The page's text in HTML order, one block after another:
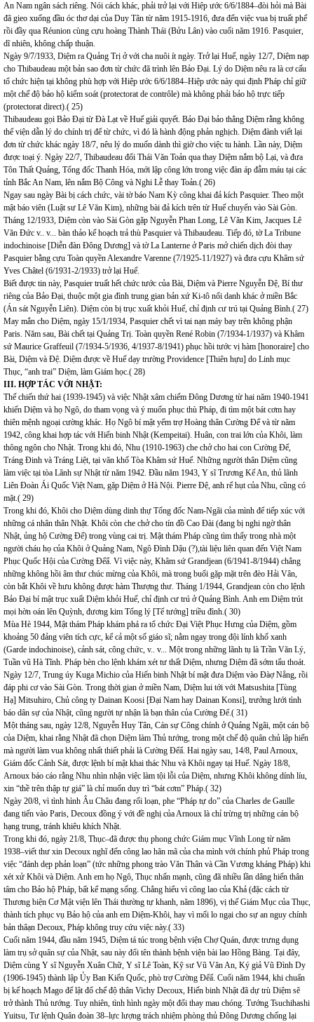
An Nam ngân sách riêng. Nói cách khác, phải trở lại với Hiệp ước 6/6/1884–đòi hỏi mà Bài
đã gieo xuống đầu óc thơ dại của Duy Tân từ năm 1915-1916, đưa đến việc vua bị truất phế
rồi đầy qua Réunion cùng cựu hoàng Thành Thái (Bửu Lân) vào cuối năm 1916. Pasquier,
dĩ nhiên, không chấp thuận.
Ngày 9/7/1933, Diệm ra Quảng Trị ở với cha nuôi ít ngày. Trở lại Huế, ngày 12/7, Diệm nạp
cho Thibaudeau một bản sao đơn từ chức đã trình lên Bảo Đại. Lý do Diệm nêu ra là cơ cấu
tổ chức hiện tại không phù hợp với Hiệp ước 6/6/1884–Hiệp ước này qui định Pháp chỉ giữ
một chế độ bảo hộ kiểm soát (protectorat de contrôle) mà không phải bảo hộ trực tiếp
(protectorat direct).( 25)
Thibaudeau gọi Bảo Đại từ Đà Lạt về Huế giải quyết. Bảo Đại bảo thẳng Diệm rằng không
thể viện dẫn lý do chính trị để từ chức, vì đó là hành động phản nghịch. Diệm đành viết lại
đơn từ chức khác ngày 18/7, nêu lý do muốn dành thì giờ cho việc tu hành. Lần này, Diệm
được toại ý. Ngày 22/7, Thibaudeau đổi Thái Văn Toản qua thay Diệm nắm bộ Lại, và đưa
Tôn Thất Quảng, Tổng đốc Thanh Hóa, mới lập công lớn trong việc đàn áp đẫm máu tại các
tỉnh Bắc An Nam, lên nắm Bộ Công và Nghi Lễ thay Toản.( 26)
Ngay sau ngày Bài bị cách chức, vài tờ báo Nam Kỳ công khai đả kích Pasquier. Theo một
mật báo viên (Luật sư Lê Văn Kim), những bài đả kích trên từ Huế chuyển vào Sài Gòn.
Tháng 12/1933, Diệm còn vào Sài Gòn gặp Nguyễn Phan Long, Lê Văn Kim, Jacques Lê
Văn Đức v.. v... bàn thảo kế hoạch trả thù Pasquier và Thibaudeau. Tiếp đó, tờ La Tribune
indochinoise [Diễn đàn Đông Dương] và tờ La Lanterne ở Paris mở chiến dịch đòi thay
Pasquier bằng cựu Toàn quyền Alexandre Varenne (7/1925-11/1927) và đưa cựu Khâm sứ
Yves Châtel (6/1931-2/1933) trở lại Huế.
Biết được tin này, Pasquier truất hết chức tước của Bài, Diệm và Pierre Nguyễn Đệ, Bí thư
riêng của Bảo Đại, thuộc một gia đình trung gian bản xứ Ki-tô nổi danh khác ở miền Bắc
(Án sát Nguyễn Liên). Diệm còn bị trục xuất khỏi Huế, chỉ định cư trú tại Quảng Bình.( 27)
May mắn cho Diệm, ngày 15/1/1934, Pasquier chết vì tai nạn máy bay trên không phận
Paris. Năm sau, Bài chết tại Quảng Trị. Toàn quyền René Robin (7/1934-1/1937) và Khâm
sứ Maurice Graffeuil (7/1934-5/1936, 4/1937-8/1941) phục hồi tước vị hàm [honoraire] cho
Bài, Diệm và Đệ. Diệm được về Huế dạy trường Providence [Thiên hựu] do Linh mục
Thục, “anh trai” Diệm, làm Giám học.( 28)
III. HỢP TÁC VỚI NHẬT:
Thế chiến thứ hai (1939-1945) và việc Nhật xâm chiếm Đông Dương từ hai năm 1940-1941
khiến Diệm và họ Ngô, do tham vọng và ý muốn phục thù Pháp, đi tìm một bát cơm hay
thiên mệnh ngoại cường khác. Họ Ngô bí mật yểm trợ Hoàng thân Cường Để và từ năm
1942, công khai hợp tác với Hiến binh Nhật (Kempeitai). Huân, con trai lớn của Khôi, làm
thông ngôn cho Nhật. Trong khi đó, Nhu (1910-1963) che chở cho hai con Cường Để,
Tráng Đinh và Tráng Liệt, tại văn khố Tòa Khâm sứ Huế. Những người thân Diệm cũng
làm việc tại tòa Lãnh sự Nhật từ năm 1942. Đầu năm 1943, Y sĩ Trương Kế An, thủ lãnh
Liên Đoàn Ái Quốc Việt Nam, gặp Diệm ở Hà Nội. Pierre Đệ, anh rể hụt của Nhu, cũng có
mặt.( 29)
Trong khi đó, Khôi cho Diệm dùng dinh thự Tổng đốc Nam-Ngãi của mình để tiếp xúc với
những cá nhân thân Nhật. Khôi còn che chở cho tín đồ Cao Đài (đang bị nghi ngờ thân
Nhật, ủng hộ Cường Để) trong vùng cai trị. Mật thám Pháp cũng tìm thấy trong nhà một
người cháu họ của Khôi ở Quảng Nam, Ngô Đình Dậu (?),tài liệu liên quan đến Việt Nam
Phục Quốc Hội của Cường Đểẩ. Vì việc này, Khâm sứ Grandjean (6/1941-8/1944) chẳng
những không hồi âm thư chúc mừng của Khôi, mà trong buổi gặp mặt trên đèo Hải Vân,
còn bắt Khôi về hưu không được hàm Thượng thư. Tháng 1/1944, Grandjean còn cho lệnh
Bảo Đại bí mật trục xuất Diệm khỏi Huế, chỉ định cư trú ở Quảng Bình. Anh em Diệm trút
mọi hờn oán lên Quỳnh, đương kim Tổng lý [Tể tướng] triều đình.( 30)
Mùa Hè 1944, Mật thám Pháp khám phá ra tổ chức Đại Việt Phục Hưng của Diệm, gồm
khoảng 50 đảng viên tích cực, kể cả một số giáo sĩ; nằm ngay trong đội lính khố xanh
(Garde indochinoise), cảnh sát, công chức, v.. v... Một trong những lãnh tụ là Trần Văn Lý,
Tuần vũ Hà Tĩnh. Pháp bèn cho lệnh khám xét tư thất Diệm, nhưng Diệm đã sớm tẩu thoát.
Ngày 12/7, Trung úy Kuga Michio của Hiến binh Nhật bí mật đưa Diệm vào Đàợ Nẵng, rồi
đáp phi cơ vào Sài Gòn. Trong thời gian ở miền Nam, Diệm lui tới với Matsushita [Tùng
Hạ] Mitsuhiro, Chủ công ty Dainan Koosi [Đại Nam hay Dainan Konsi], trưởng lưới tình
báo dân sự của Nhật, cũng người tự nhận là bạn thân của Cường Để.( 31)
Một tháng sau, ngày 12/8, Nguyễn Huy Tân, Cán sự Công chính ở Quảng Ngãi, một cán bộ
của Diệm, khai rằng Nhật đã chọn Diệm làm Thủ tướng, trong một chế độ quân chủ lập hiến
mà người làm vua không nhất thiết phải là Cường Đểẩ. Hai ngày sau, 14/8, Paul Arnoux,
Giám đốc Cảnh Sát, được lệnh bí mật khai thác Nhu và Khôi ngay tại Huế. Ngày 18/8,
Arnoux báo cáo rằng Nhu nhìn nhận việc làm tội lỗi của Diệm, nhưng Khôi không dính líu,
xin “thề trên thập tự giá” là chỉ muốn duy trì “bát cơm” Pháp.( 32)
Ngày 20/8, vì tình hình Âu Châu đang rối loạn, phe “Pháp tự do” của Charles de Gaulle
đang tiến vào Paris, Decoux đồng ý với đề nghị của Arnoux là chỉ trừng trị những cán bộ
hạng trung, tránh khiêu khích Nhật.
Trong khi đó, ngày 21/8, Thục–đã được thụ phong chức Giám mục Vĩnh Long từ năm
1938–viết thư xin Decoux nghĩ đến công lao hãn mã của cha mình với chính phủ Pháp trong
việc “đánh dẹp phản loạn” (tức những phong trào Văn Thân và Cần Vương kháng Pháp) khi
xét xử Khôi và Diệm. Anh em họ Ngô, Thục nhấn mạnh, cũng đã nhiều lần dâng hiến thân
tâm cho Bảo hộ Pháp, bất kể mạng sống. Chẳng hiểu vì công lao của Khả (đặc cách từ
Thương biện Cơ Mật viện lên Thái thường tự khanh, năm 1896), vị thế Giám Mục của Thục,
thành tích phục vụ Bảo hộ của anh em Diệm-Khôi, hay vì mối lo ngại cho sự an nguy chính
bản thâạn Decoux, Pháp không truy cứu việc này.( 33)
Cuối năm 1944, đầu năm 1945, Diệm tá túc trong bệnh viện Chợ Quán, được trưng dụng
làm trụ sở quân sự của Nhật, sau này đổi tên thành bệnh viện bài lao Hồng Bàng. Tại đây,
Diệm cùng Y sĩ Nguyễn Xuân Chữ, Y sĩ Lê Toàn, Kỹ sư Vũ Văn An, Ký giả Vũ Đình Dy
(1906-1945) thành lập Ủy Ban Kiến Quốc, phò trợ Cường Đểẩ. Cuối năm 1944, khi chuẩn
bị kế hoạch Mago để lật đổ chế độ thân Vichy Decoux, Hiến binh Nhật đã dự trù Diệm sẽ
trở thành Thủ tướng. Tuy nhiên, tình hình ngày một đổi thay mau chóng. Tướng Tsuchihashi
Yuitsu, Tư lệnh Quân đoàn 38–lực lượng trách nhiệm phòng thủ Đông Dương chống lại